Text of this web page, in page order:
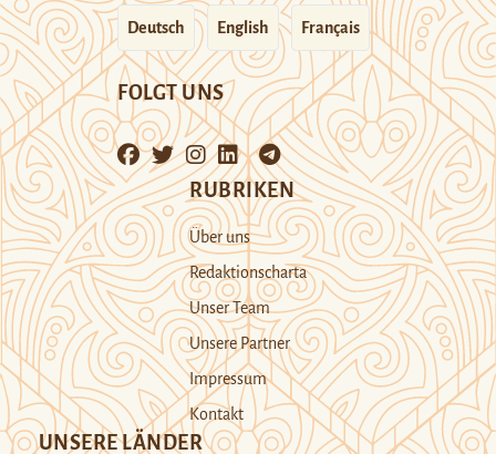
Deutsch English Français
FOLGT UNS
RUBRIKEN
Über uns
Redaktionscharta
Unser Team
Unsere Partner
Impressum
Kontakt
UNSERE LÄNDER